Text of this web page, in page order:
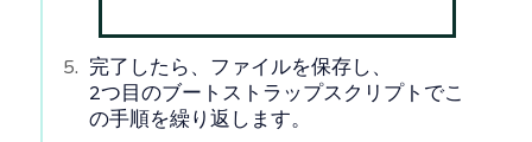
完了したら、ファイルを保存し、
2つ目のブートストラップスクリプトでこ
の手順を繰り返します。